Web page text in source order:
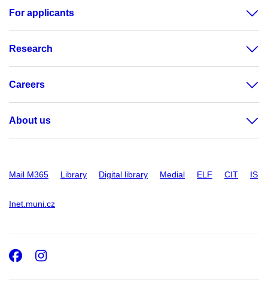
For applicants
Research
Careers
About us
Mail M365 Library Digital library Medial ELF CIT IS
Inet.muni.cz
Facebook
Instagram